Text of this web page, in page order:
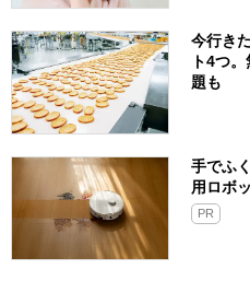
今行き
ト4つ
題も
手でふ
用ロボ
PR